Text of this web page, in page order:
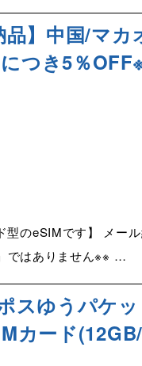
】中国/マ
つき5％
型のeSIMです】 メ
ではありません※※ …
スゆうパケ
カード